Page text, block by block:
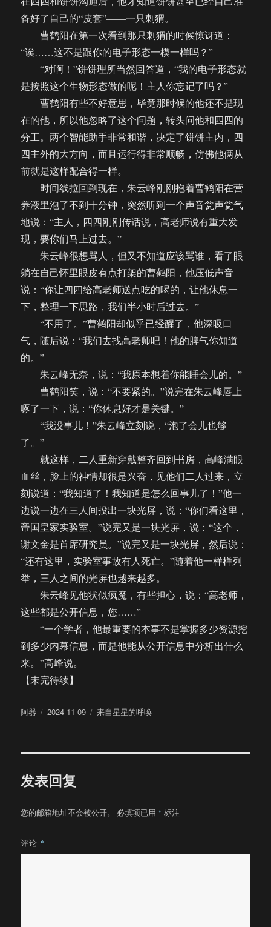
备好了自己的“皮套”——一只刺猬。
曹鹤阳在第一次看到那只刺猬的时候惊讶道：
“诶……这不是跟你的电子形态一模一样吗？”
“对啊！”饼饼理所当然回答道，“我的电子形态就
是按照这个生物形态做的呢！主人你忘记了吗？”
曹鹤阳有些不好意思，毕竟那时候的他还不是现
在的他，所以他忽略了这个问题，转头问他和四四的
分工。两个智能助手非常和谐，决定了饼饼主内，四
四主外的大方向，而且运行得非常顺畅，仿佛他俩从
前就是这样配合得一样。
时间线拉回到现在，朱云峰刚刚抱着曹鹤阳在营
养液里泡了不到十分钟，突然听到一个声音瓮声瓮气
地说：“主人，四四刚刚传话说，高老师说有重大发
现，要你们马上过去。”
朱云峰很想骂人，但又不知道应该骂谁，看了眼
躺在自己怀里眼皮有点打架的曹鹤阳，他压低声音
说：“你让四四给高老师送点吃的喝的，让他休息一
下，整理一下思路，我们半小时后过去。”
“不用了。”曹鹤阳却似乎已经醒了，他深吸口
气，随后说：“我们去找高老师吧！他的脾气你知道
的。”
朱云峰无奈，说：“我原本想着你能睡会儿的。”
曹鹤阳笑，说：“不要紧的。”说完在朱云峰唇上
啄了一下，说：“你休息好才是关键。”
“我没事儿！”朱云峰立刻说，“泡了会儿也够
了。”
就这样，二人重新穿戴整齐回到书房，高峰满眼
血丝，脸上的神情却很是兴奋，见他们二人过来，立
刻说道：“我知道了！我知道是怎么回事儿了！”他一
边说一边在三人间投出一块光屏，说：“你们看这里，
帝国皇家实验室。”说完又是一块光屏，说：“这个，
谢文金是首席研究员。”说完又是一块光屏，然后说：
“还有这里，实验室事故有人死亡。”随着他一样样列
举，三人之间的光屏也越来越多。
朱云峰见他状似疯魔，有些担心，说：“高老师，
这些都是公开信息，您……”
“一个学者，他最重要的本事不是掌握多少资源挖
到多少内幕信息，而是他能从公开信息中分析出什么
来。”高峰说。
【未完待续】
作
阿器
发
2024-11-09
分
来自星星的呼唤
发表回复
您的邮箱地址不会被公开。 必填项已用 * 标注
评论 *